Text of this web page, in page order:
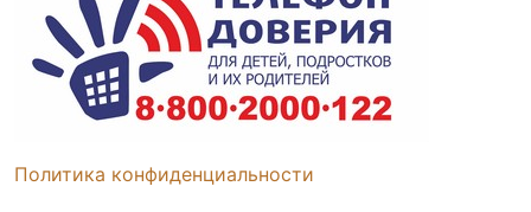
Политика конфиденциальности